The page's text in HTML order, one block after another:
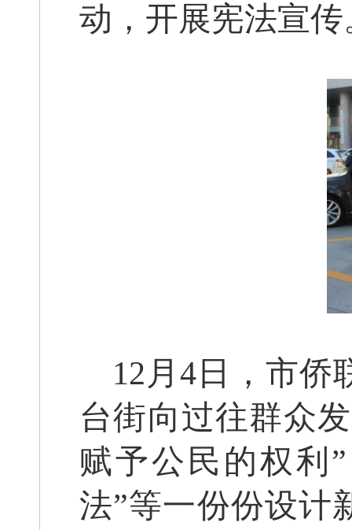
动，开展宪法宣传
12月4日，市侨
台街向过往群众
赋予公民的权利
法”等一份份设计